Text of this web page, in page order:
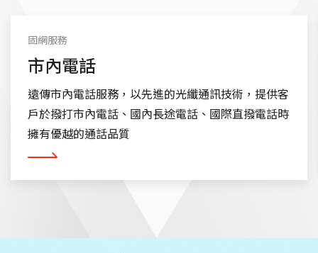
固網服務
市內電話
遠傳市內電話服務，以先進的光纖通訊技術，提供客
戶於撥打市內電話、國內長途電話、國際直撥電話時
擁有優越的通話品質
看更多